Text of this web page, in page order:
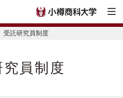
受託研究員制度
員制度